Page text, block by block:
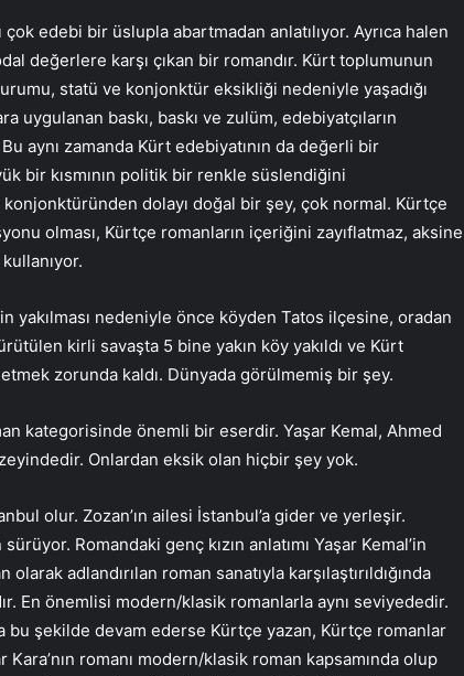
çok edebi bir üslupla abartmadan anlatılıyor. Ayrıca halen
değerlere karşı çıkan bir romandır. Kürt toplumunun
statü ve konjonktür eksikliği nedeniyle yaşadığı
uygulanan baskı, baskı ve zulüm, edebiyatçıların
aynı zamanda Kürt edebiyatının da değerli bir
bir kısmının politik bir renkle süslendiğini
dolayı doğal bir şey, çok normal. Kürtçe
olması, Kürtçe romanların içeriğini zayıflatmaz, aksine
yakılması nedeniyle önce köyden Tatos ilçesine, oradan
kirli savaşta 5 bine yakın köy yakıldı ve Kürt
zorunda kaldı. Dünyada görülmemiş bir şey.
kategorisinde önemli bir eserdir. Yaşar Kemal, Ahmed
Onlardan eksik olan hiçbir şey yok.
olur. Zozan’ın ailesi İstanbul’a gider ve yerleşir.
Romandaki genç kızın anlatımı Yaşar Kemal’in
adlandırılan roman sanatıyla karşılaştırıldığında
En önemlisi modern/klasik romanlarla aynı seviyededir.
bu şekilde devam ederse Kürtçe yazan, Kürtçe romanlar
romanı modern/klasik roman kapsamında olup